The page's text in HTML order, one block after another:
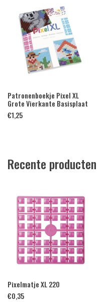
Patronenboekje Pixel XL
Grote Vierkante Basisplaat
€1,25
Recente producten
Pixelmatje XL 220
€0,35